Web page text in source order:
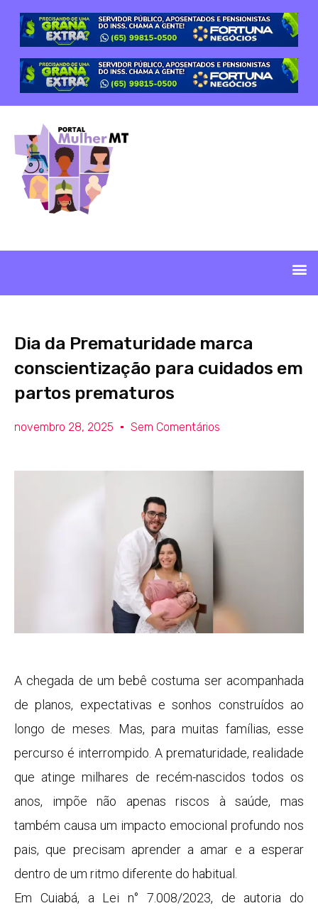
Dia da Prematuridade marca
conscientização para cuidados em
partos prematuros
novembro 28, 2025 Sem Comentários
A chegada de um bebê costuma ser acompanhada
de planos, expectativas e sonhos construídos ao
longo de meses. Mas, para muitas famílias, esse
percurso é interrompido. A prematuridade, realidade
que atinge milhares de recém-nascidos todos os
anos, impõe não apenas riscos à saúde, mas
também causa um impacto emocional profundo nos
pais, que precisam aprender a amar e a esperar
dentro de um ritmo diferente do habitual.
Em Cuiabá, a Lei n° 7.008/2023, de autoria do